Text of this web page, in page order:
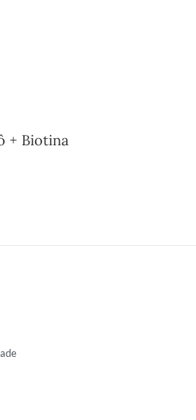
+ Biotina